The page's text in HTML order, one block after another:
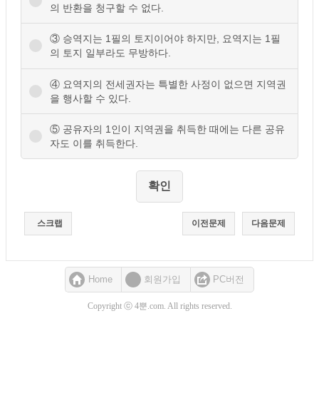
의 반환을 청구할 수 없다.
③ 승역지는 1필의 토지이어야 하지만, 요역지는 1필
의 토지 일부라도 무방하다.
④ 요역지의 전세권자는 특별한 사정이 없으면 지역권
을 행사할 수 있다.
⑤ 공유자의 1인이 지역권을 취득한 때에는 다른 공유
자도 이를 취득한다.
스크랩 다음문제
이전문제
Home 회원가입 PC버전
Copyright ⓒ 4뿐.com. All rights reserved.